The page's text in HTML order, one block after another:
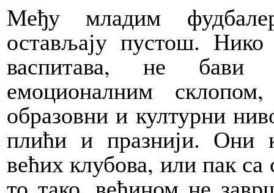
Међу младим
остављају пустош.
васпитава, не бави
емоционалним
образовни и културни
плићи и празнији. Они
већих клубова, или пак